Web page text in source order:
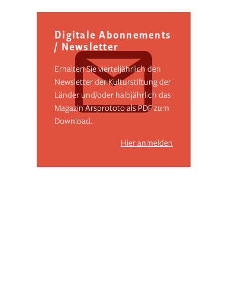
Digitale Abonnements
/ Newsletter
Erhalten Sie vierteljährlich den
Newsletter der Kulturstiftung der
Länder und/oder halbjährlich das
Magazin Arsprototo als PDF zum
Download.
Hier anmelden